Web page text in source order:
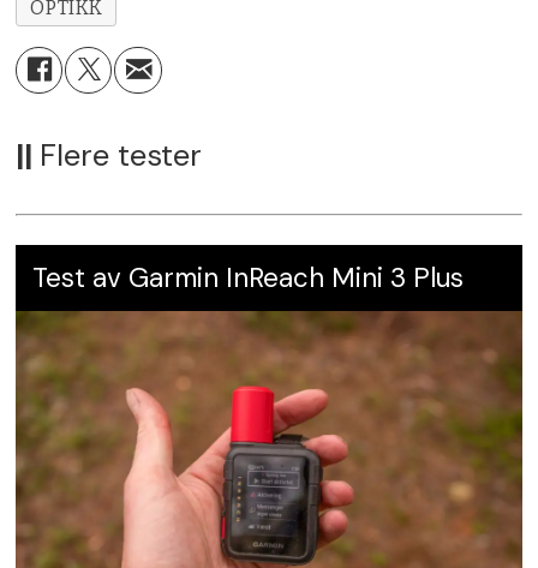
OPTIKK
|| Flere tester
Test av Garmin InReach Mini 3 Plus